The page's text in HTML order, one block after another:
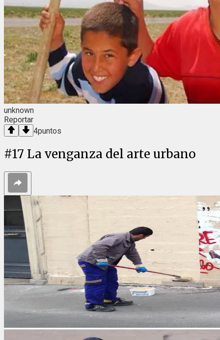
unknown
Reportar
4puntos
#17 La venganza del arte urbano